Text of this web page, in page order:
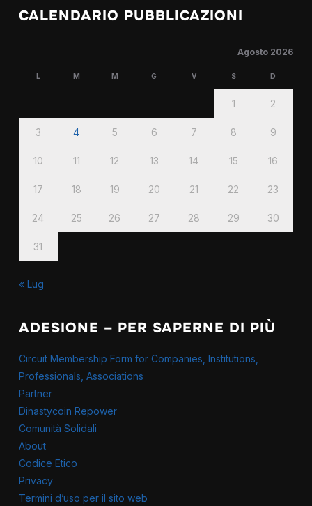
CALENDARIO PUBBLICAZIONI
Agosto 2026
L M M G V S D
1 2
3 4 5 6 7 8 9
10 11 12 13 14 15 16
17 18 19 20 21 22 23
24 25 26 27 28 29 30
31
« Lug
ADESIONE – PER SAPERNE DI PIÙ
Circuit Membership Form for Companies, Institutions,
Professionals, Associations
Partner
Dinastycoin Repower
Comunità Solidali
About
Codice Etico
Privacy
Termini d’uso per il sito web